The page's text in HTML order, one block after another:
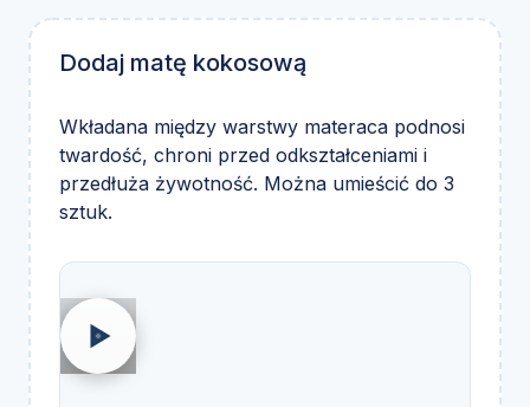
Dodaj matę kokosową
Wkładana między warstwy materaca podnosi
twardość, chroni przed odkształceniami i
przedłuża żywotność. Można umieścić do 3
sztuk.